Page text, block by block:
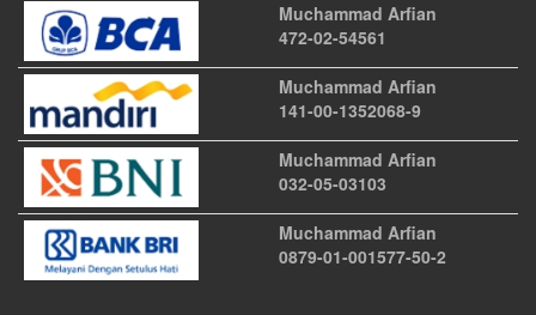
Muchammad Arfian
472-02-54561
Muchammad Arfian
141-00-1352068-9
Muchammad Arfian
032-05-03103
Muchammad Arfian
0879-01-001577-50-2